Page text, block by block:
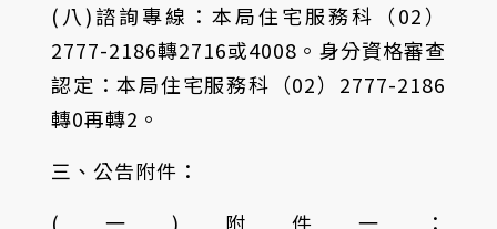
(八)諮詢專線：本局住宅服務科（02）
2777-2186轉2716或4008。身分資格審查
認定：本局住宅服務科（02）2777-2186
轉0再轉2。
三、公告附件：
(一)附件一：